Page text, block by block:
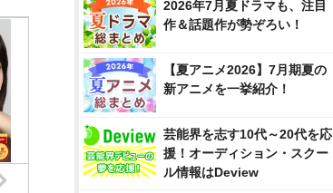
2026年7月夏ドラマも、注目
作＆話題作が勢ぞろい！
【夏アニメ2026】7月期夏の
新アニメを一挙紹介！
芸能界を志す10代～20代を応
援！オーディション・スクー
ル情報はDeview